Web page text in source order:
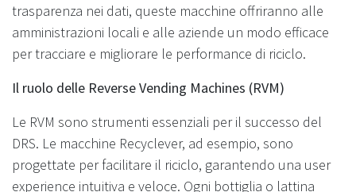
trasparenza nei dati, queste macchine offriranno alle
amministrazioni locali e alle aziende un modo efficace
per tracciare e migliorare le performance di riciclo.
Il ruolo delle Reverse Vending Machines (RVM)
Le RVM sono strumenti essenziali per il successo del
DRS. Le macchine Recyclever, ad esempio, sono
progettate per facilitare il riciclo, garantendo una user
experience intuitiva e veloce. Ogni bottiglia o lattina